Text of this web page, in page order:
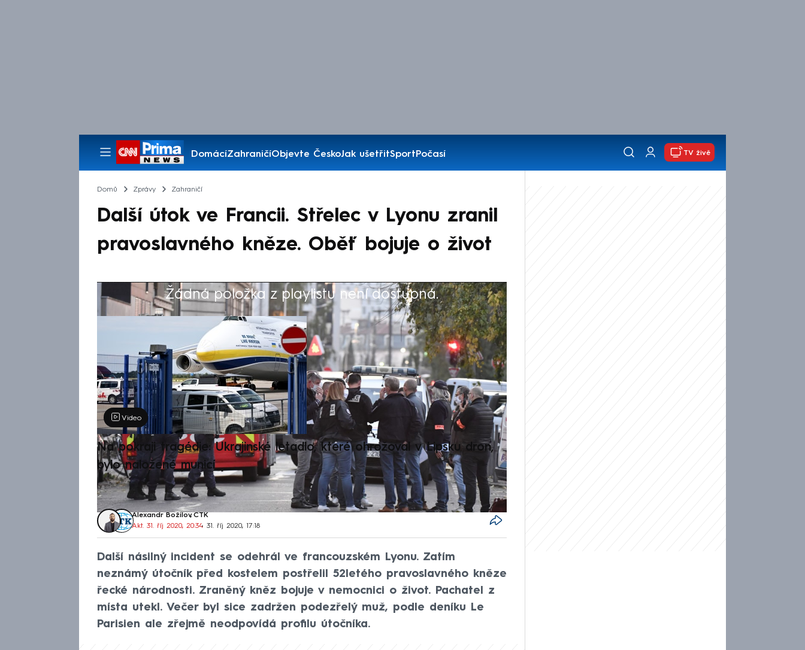
DomácíZahraničíObjevte ČeskoJak ušetřitSportPočasí
Pořady
TV živě
Domů Zprávy Zahraničí
Další útok ve Francii. Střelec v Lyonu zranil
pravoslavného kněze. Oběť bojuje o život
Žádná položka z playlistu není dostupná.
Výběr redakce
Video
Na pokraji tragédie: Ukrajinské letadlo, které ohrožoval v Lipsku dron,
bylo naložené municí
Alexandr Božilov, ČTK
Akt. 31. říj 2020, 20:34• 31. říj 2020, 17:18
Další násilný incident se odehrál ve francouzském Lyonu. Zatím
neznámý útočník před kostelem postřelil 52letého pravoslavného kněze
řecké národnosti. Zraněný kněz bojuje v nemocnici o život. Pachatel z
místa utekl. Večer byl sice zadržen podezřelý muž, podle deníku Le
Parisien ale zřejmě neodpovídá profilu útočníka.